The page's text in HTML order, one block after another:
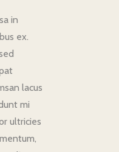
in
ex.
lacus
mi
ultricies